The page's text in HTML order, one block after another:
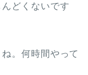
どくないです
。何時間やって